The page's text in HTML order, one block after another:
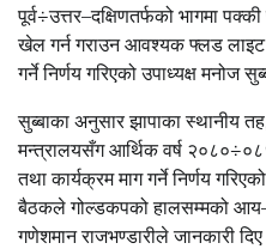
पूर्व÷उत्तर–दक्षिणतर्फको भागमा पक्की
खेल गर्न गराउन आवश्यक फ्लड
गर्ने निर्णय गरिएको उपाध्यक्ष मनोज
सुब्बाका अनुसार झापाका स्थानीय
मन्त्रालयसँग आर्थिक वर्ष
तथा कार्यक्रम माग गर्ने निर्णय
बैठकले गोल्डकपको हालसम्मको
गणेशमान राजभण्डारीले जानकारी